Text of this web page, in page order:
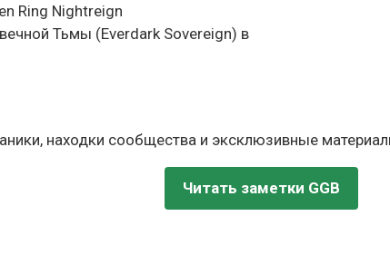
Ring Nightreign
Тьмы (Everdark Sovereign) в
находки сообщества и эксклюзивные
Читать заметки GGB